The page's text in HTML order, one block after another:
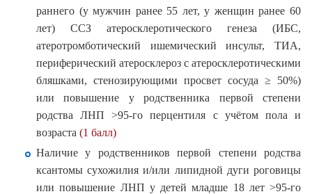
раннего (у мужчин ранее 55 лет, у женщин ранее 60
лет) ССЗ атеросклеротического генеза (ИБС,
атеротромботический ишемический инсульт, ТИА,
периферический атеросклероз с атеросклеротическими
бляшками, стенозирующими просвет сосуда ≥ 50%)
или повышение у родственника первой степени
родства ЛНП >95-го перцентиля с учётом пола и
возраста (1 балл)
Наличие у родственников первой степени родства
ксантомы сухожилия и/или липидной дуги роговицы
или повышение ЛНП у детей младше 18 лет >95-го